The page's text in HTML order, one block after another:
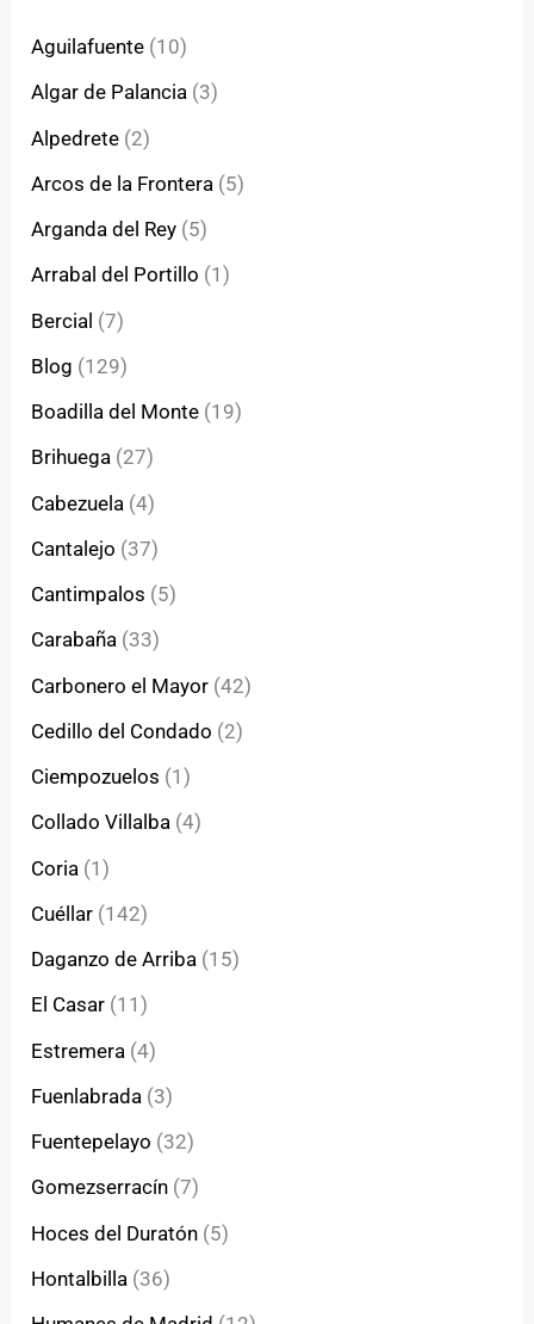
Aguilafuente (10)
Algar de Palancia (3)
Alpedrete (2)
Arcos de la Frontera (5)
Arganda del Rey (5)
Arrabal del Portillo (1)
Bercial (7)
Blog (129)
Boadilla del Monte (19)
Brihuega (27)
Cabezuela (4)
Cantalejo (37)
Cantimpalos (5)
Carabaña (33)
Carbonero el Mayor (42)
Cedillo del Condado (2)
Ciempozuelos (1)
Collado Villalba (4)
Coria (1)
Cuéllar (142)
Daganzo de Arriba (15)
El Casar (11)
Estremera (4)
Fuenlabrada (3)
Fuentepelayo (32)
Gomezserracín (7)
Hoces del Duratón (5)
Hontalbilla (36)